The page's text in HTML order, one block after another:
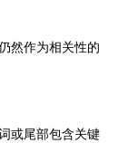
然作为相关性的
或尾部包含关键